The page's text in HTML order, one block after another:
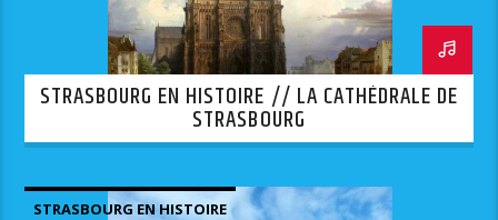
STRASBOURG EN HISTOIRE // LA CATHÉDRALE DE
STRASBOURG
STRASBOURG EN HISTOIRE